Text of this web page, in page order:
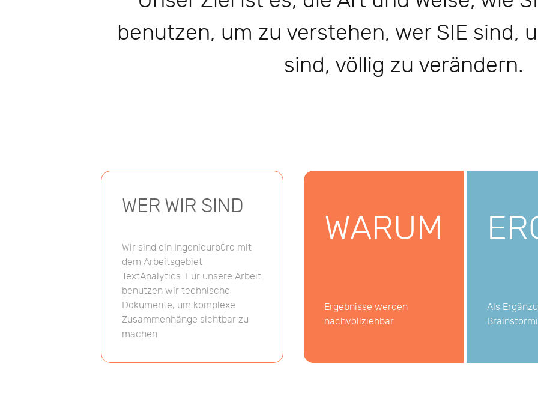
benutzen, um zu verstehen, wer SIE sind,
sind, völlig zu verändern.
WER WIR SIND
Wir sind ein Ingenieurbüro mit
dem Arbeitsgebiet
TextAnalytics. Für unsere Arbeit
benutzen wir technische
Dokumente, um komplexe
Zusammenhänge sichtbar zu
machen
WARUM
Ergebnisse werden
nachvollziehbar
Als